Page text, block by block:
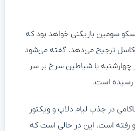
سومین بازیکنی خواهد بود که
ترجیح می‌دهد. گفته می‌شود
چهارشنبه با شیاطین سرخ بر سر
رسیده است.
در جذب لیام دلاپ و ویکتور
رفته است. این در حالی است که